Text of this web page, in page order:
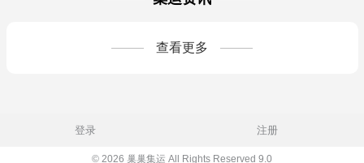
查看更多
登录 注册
© 2026 巢巢集运 All Rights Reserved 9.0